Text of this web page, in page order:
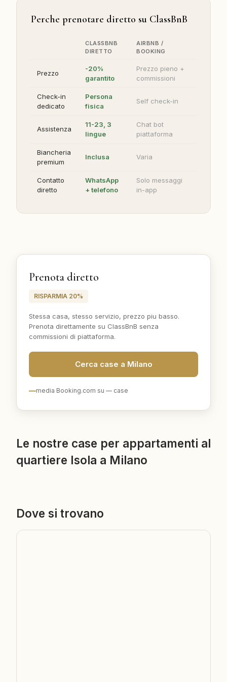
Perche prenotare diretto su ClassBnB
CLASSBNB
DIRETTO
AIRBNB /
BOOKING
Prezzo
-20%
garantito
Prezzo pieno +
commissioni
Check-in
dedicato
Persona
fisica
Self check-in
Assistenza
11-23, 3
lingue
Chat bot
piattaforma
Biancheria
premium
Inclusa Varia
Contatto
diretto
WhatsApp
+ telefono
Solo messaggi
in-app
Prenota diretto
RISPARMIA 20%
Stessa casa, stesso servizio, prezzo piu basso.
Prenota direttamente su ClassBnB senza
commissioni di piattaforma.
Cerca case a Milano
—media Booking.com su — case
Le nostre case per appartamenti al
quartiere Isola a Milano
Dove si trovano